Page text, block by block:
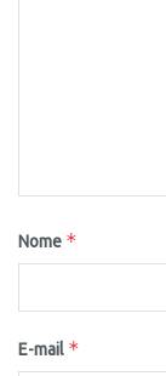
Nome *
E-mail *